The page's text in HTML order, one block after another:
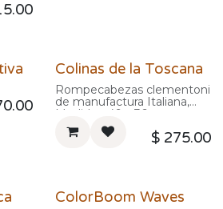
Colinas de la Toscana
Rompecabezas clementoni
de manufactura Italiana,
Medidas: 49 x 36 cm
$ 275.00
ColorBoom Waves